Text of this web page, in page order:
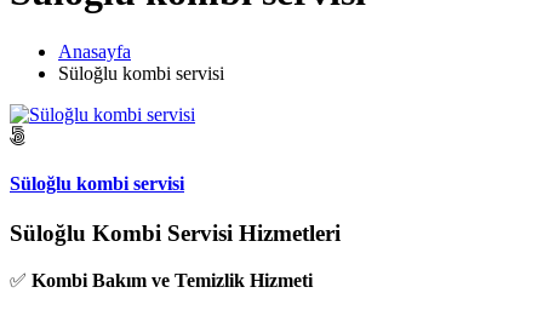
Anasayfa
Süloğlu kombi servisi
Süloğlu kombi servisi
Süloğlu Kombi Servisi Hizmetleri
✅ Kombi Bakım ve Temizlik Hizmeti